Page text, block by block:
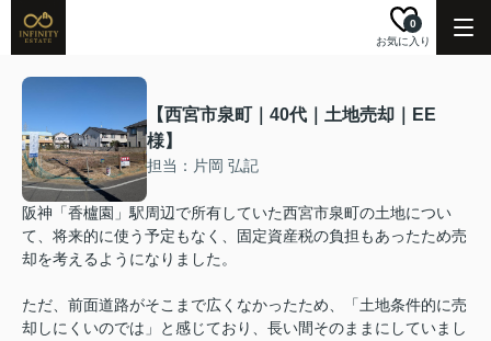
お気に入り
0
【西宮市泉町｜40代｜土地売却｜EE
様】
担当：片岡 弘記
阪神「香櫨園」駅周辺で所有していた西宮市泉町の土地につい
て、将来的に使う予定もなく、固定資産税の負担もあったため売
却を考えるようになりました。
ただ、前面道路がそこまで広くなかったため、「土地条件的に売
却しにくいのでは」と感じており、長い間そのままにしていまし